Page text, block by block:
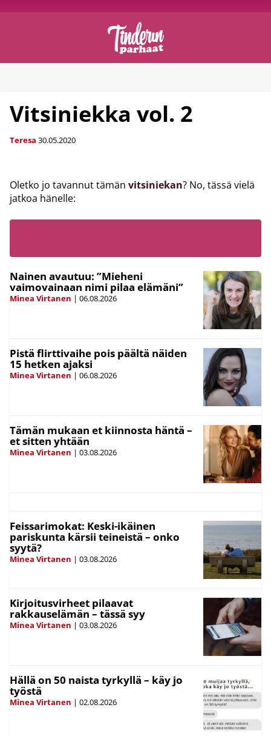
Vitsiniekka vol. 2
Teresa 30.05.2020
Oletko jo tavannut tämän vitsiniekan? No, tässä vielä
jatkoa hänelle:
Nainen avautuu: ”Mieheni
vaimovainaan nimi pilaa elämäni”
Minea Virtanen | 06.08.2026
Pistä flirttivaihe pois päältä näiden
15 hetken ajaksi
Minea Virtanen | 06.08.2026
Tämän mukaan et kiinnosta häntä –
et sitten yhtään
Minea Virtanen | 03.08.2026
Feissarimokat: Keski-ikäinen
pariskunta kärsii teineistä – onko
syytä?
Minea Virtanen | 03.08.2026
Kirjoitusvirheet pilaavat
rakkauselämän – tässä syy
Minea Virtanen | 03.08.2026
Hällä on 50 naista tyrkyllä – käy jo
työstä
Minea Virtanen | 02.08.2026